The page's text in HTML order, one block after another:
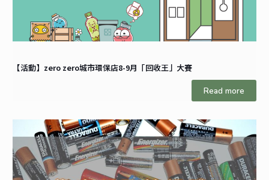
【活動】zero zero城市環保店8-9月「回收王」大賽
Read more